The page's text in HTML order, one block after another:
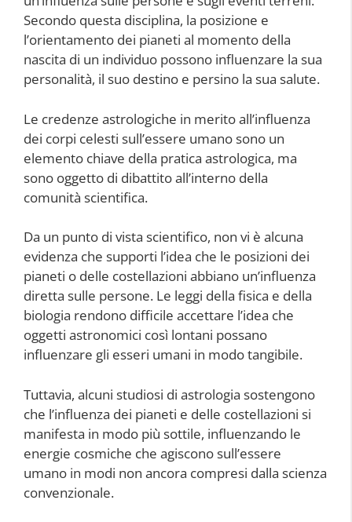
Secondo questa disciplina, la posizione e
l’orientamento dei pianeti al momento della
nascita di un individuo possono influenzare la sua
personalità, il suo destino e persino la sua salute.
Le credenze astrologiche in merito all’influenza
dei corpi celesti sull’essere umano sono un
elemento chiave della pratica astrologica, ma
sono oggetto di dibattito all’interno della
comunità scientifica.
Da un punto di vista scientifico, non vi è alcuna
evidenza che supporti l’idea che le posizioni dei
pianeti o delle costellazioni abbiano un’influenza
diretta sulle persone. Le leggi della fisica e della
biologia rendono difficile accettare l’idea che
oggetti astronomici così lontani possano
influenzare gli esseri umani in modo tangibile.
Tuttavia, alcuni studiosi di astrologia sostengono
che l’influenza dei pianeti e delle costellazioni si
manifesta in modo più sottile, influenzando le
energie cosmiche che agiscono sull’essere
umano in modi non ancora compresi dalla scienza
convenzionale.